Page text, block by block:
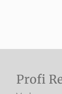
Profi